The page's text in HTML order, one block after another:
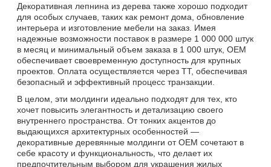
Декоративная лепнина из дерева также хорошо подходит
для особых случаев, таких как ремонт дома, обновление
интерьера и изготовление мебели на заказ. Имея
надежные возможности поставок в размере 1 000 000 штук
в месяц и минимальный объем заказа в 1 000 штук, OEM
обеспечивает своевременную доступность для крупных
проектов. Оплата осуществляется через TT, обеспечивая
безопасный и эффективный процесс транзакции.
В целом, эти молдинги идеально подходят для тех, кто
хочет повысить элегантность и детализацию своего
внутреннего пространства. От тонких акцентов до
выдающихся архитектурных особенностей —
декоративные деревянные молдинги от OEM сочетают в
себе красоту и функциональность, что делает их
предпочтительным выбором для украшения жилых